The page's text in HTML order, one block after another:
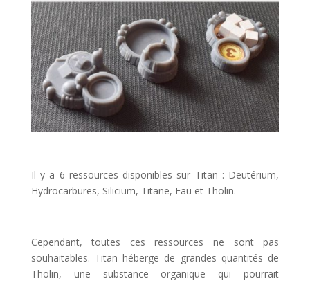
Il y a 6 ressources disponibles sur Titan : Deutérium,
Hydrocarbures, Silicium, Titane, Eau et Tholin.
Cependant, toutes ces ressources ne sont pas
souhaitables. Titan héberge de grandes quantités de
Tholin, une substance organique qui pourrait